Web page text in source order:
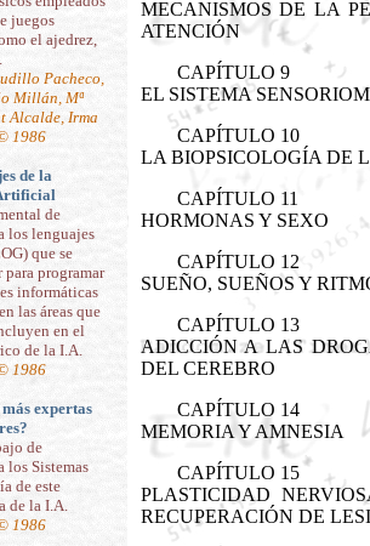
juegos
el ajedrez,
Pacheco,
Millán, Mª
Alcalde, Irma
1986
de la
de
los lenguajes
que se
programar
informáticas
las áreas que
en el
de la I.A.
1986
expertas
de
los Sistemas
de este
de la I.A.
1986
MECANISMOS DE LA
ATENCIÓN
CAPÍTULO 9
EL SISTEMA
CAPÍTULO 10
LA BIOPSICOLOGÍA DE
CAPÍTULO 11
HORMONAS Y SEXO
CAPÍTULO 12
SUEÑO, SUEÑOS Y
CAPÍTULO 13
ADICCIÓN A LAS
DEL CEREBRO
CAPÍTULO 14
MEMORIA Y AMNESIA
CAPÍTULO 15
PLASTICIDAD
RECUPERACIÓN DE